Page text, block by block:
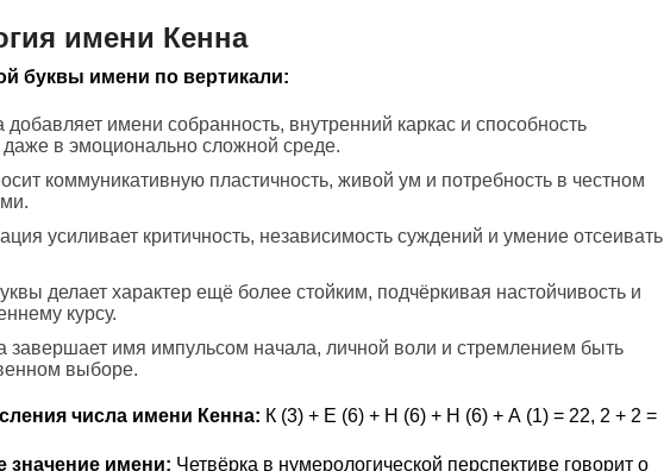
имени Кенна
буквы имени по вертикали:
добавляет имени собранность, внутренний каркас и способность
в эмоционально сложной среде.
коммуникативную пластичность, живой ум и потребность в честном
усиливает критичность, независимость суждений и умение отсеивать
делает характер ещё более стойким, подчёркивая настойчивость и
курсу.
завершает имя импульсом начала, личной воли и стремлением быть
выборе.
числа имени Кенна: К (3) + Е (6) + Н (6) + Н (6) + А (1) = 22, 2 + 2 =
значение имени: Четвёрка в нумерологической перспективе говорит о